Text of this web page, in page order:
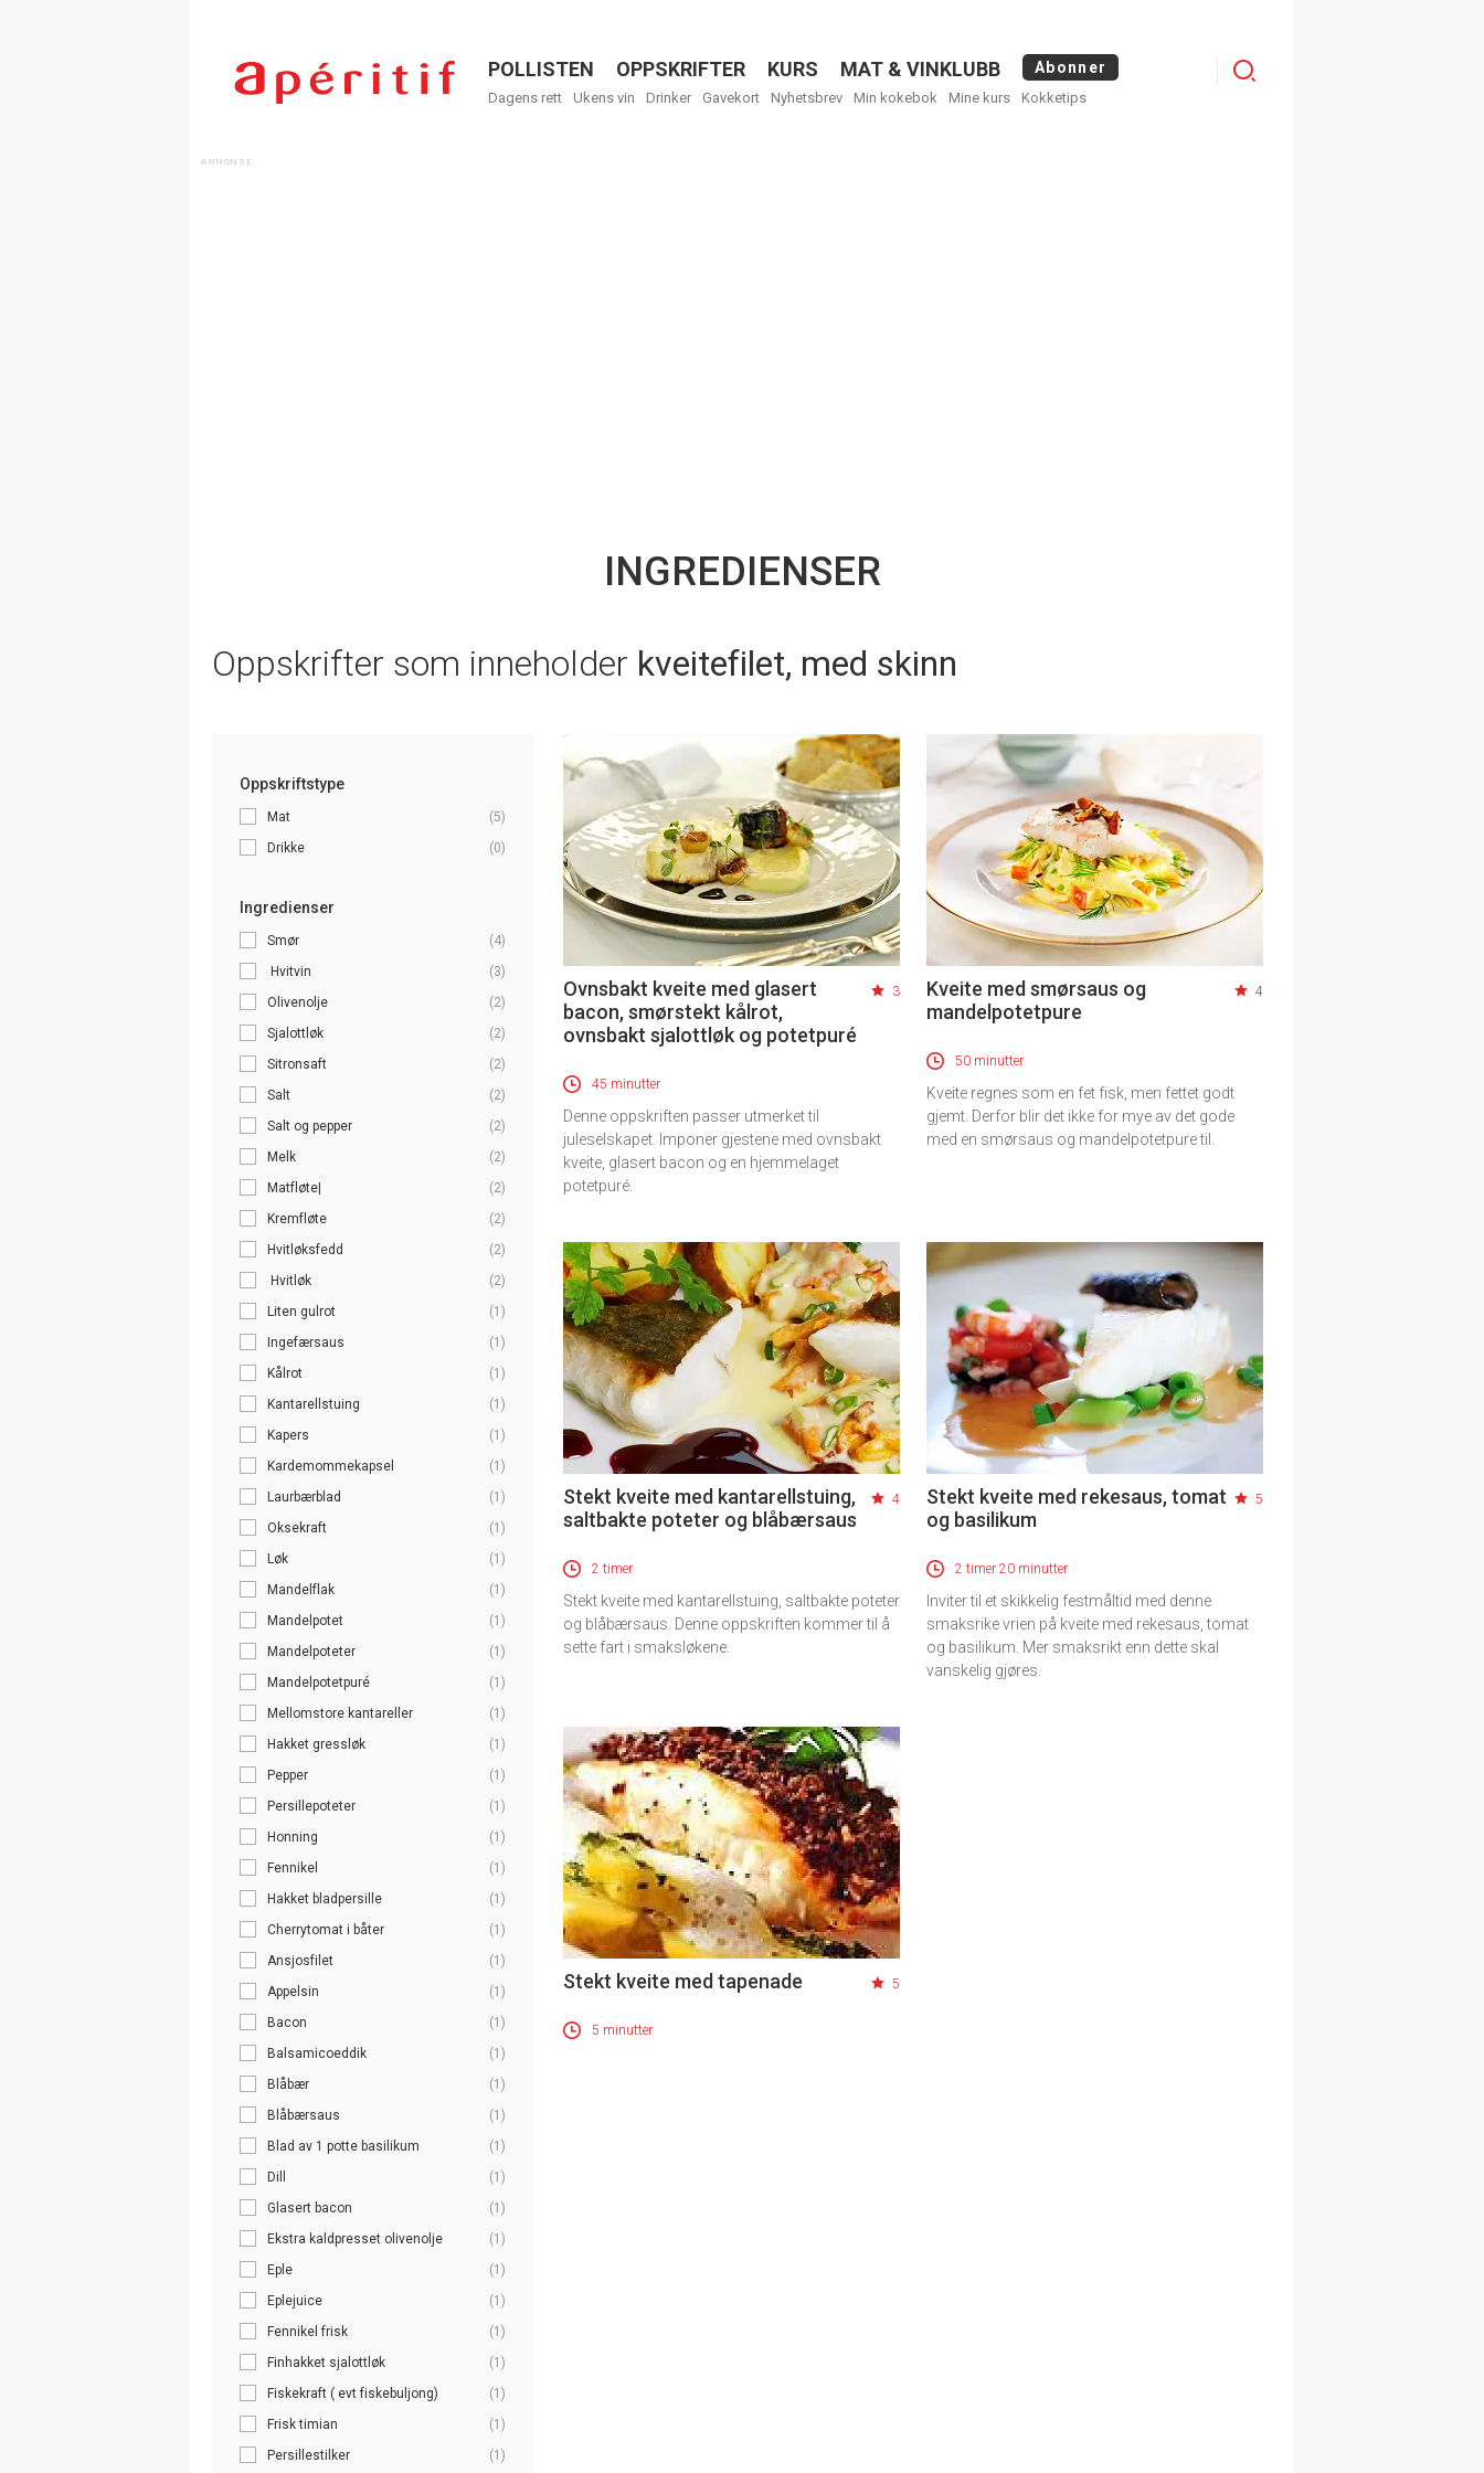
Menu
POLLISTEN OPPSKRIFTER KURS MAT & VINKLUBB Abonner
Dagens rett Ukens vin Drinker Gavekort Nyhetsbrev Min kokebok Mine kurs Kokketips
Logg
INGREDIENSER
Oppskrifter som inneholder kveitefilet, med skinn
Oppskriftstype
Mat
(5)
Drikke
(0)
Ingredienser
Smør
(4)
Hvitvin
(3)
Olivenolje
(2)
Sjalottløk
(2)
Sitronsaft
(2)
Salt
(2)
Salt og pepper
(2)
Melk
(2)
Matfløte|
(2)
Kremfløte
(2)
Hvitløksfedd
(2)
Hvitløk
(2)
Liten gulrot
(1)
Ingefærsaus
(1)
Kålrot
(1)
Kantarellstuing
(1)
Kapers
(1)
Kardemommekapsel
(1)
Laurbærblad
(1)
Oksekraft
(1)
Løk
(1)
Mandelflak
(1)
Mandelpotet
(1)
Mandelpoteter
(1)
Mandelpotetpuré
(1)
Mellomstore kantareller
(1)
Hakket gressløk
(1)
Pepper
(1)
Persillepoteter
(1)
Honning
(1)
Fennikel
(1)
Hakket bladpersille
(1)
Cherrytomat i båter
(1)
Ansjosfilet
(1)
Appelsin
(1)
Bacon
(1)
Balsamicoeddik
(1)
Blåbær
(1)
Blåbærsaus
(1)
Blad av 1 potte basilikum
(1)
Dill
(1)
Glasert bacon
(1)
Ekstra kaldpresset olivenolje
(1)
Eple
(1)
Eplejuice
(1)
Fennikel frisk
(1)
Finhakket sjalottløk
(1)
Fiskekraft ( evt fiskebuljong)
(1)
Frisk timian
(1)
Persillestilker
(1)
Ovnsbakt kveite med glasert
bacon, smørstekt kålrot,
ovnsbakt sjalottløk og potetpuré
3
45 minutter
Denne oppskriften passer utmerket til
juleselskapet. Imponer gjestene med ovnsbakt
kveite, glasert bacon og en hjemmelaget
potetpuré.
Kveite med smørsaus og
mandelpotetpure
4
50 minutter
Kveite regnes som en fet fisk, men fettet godt
gjemt. Derfor blir det ikke for mye av det gode
med en smørsaus og mandelpotetpure til.
Stekt kveite med kantarellstuing,
saltbakte poteter og blåbærsaus
4
2 timer
Stekt kveite med kantarellstuing, saltbakte poteter
og blåbærsaus. Denne oppskriften kommer til å
sette fart i smaksløkene.
Stekt kveite med rekesaus, tomat
og basilikum
5
2 timer 20 minutter
Inviter til et skikkelig festmåltid med denne
smaksrike vrien på kveite med rekesaus, tomat
og basilikum. Mer smaksrikt enn dette skal
vanskelig gjøres.
Stekt kveite med tapenade 5
5 minutter